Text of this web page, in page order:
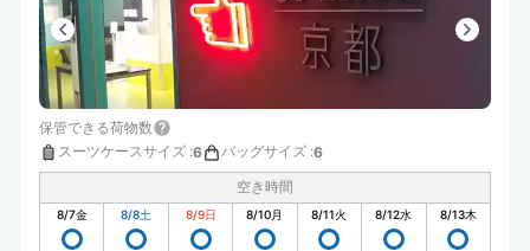
保管できる荷物数
スーツケースサイズ :6 バッグサイズ :6
空き時間
8/7金 8/8土 8/9日 8/10月 8/11火 8/12水 8/13木